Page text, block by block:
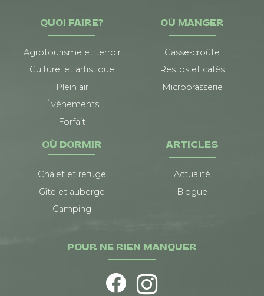
QUOI FAIRE?
Agrotourisme et terroir
Culturel et artistique
Plein air
Événements
Forfait
OÙ MANGER
Casse-croûte
Restos et cafés
Microbrasserie
OÙ DORMIR
Chalet et refuge
Gîte et auberge
Camping
ARTICLES
Actualité
Blogue
POUR NE RIEN MANQUER